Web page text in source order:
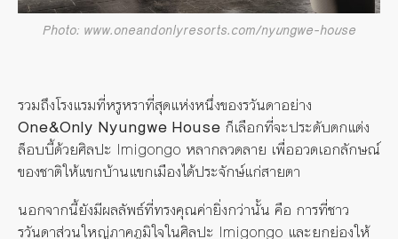
Photo: www.oneandonlyresorts.com/nyungwe-house
รวมถึงโรงแรมที่หรูหราที่สุดแห่งหนึ่งของรวันดาอย่าง
One&Only Nyungwe House ก็เลือกที่จะประดับตกแต่ง
ล็อบบี้ด้วยศิลปะ Imigongo หลากลวดลาย เพื่ออวดเอกลักษณ์
ของชาติให้แขกบ้านแขกเมืองได้ประจักษ์แก่สายตา
นอกจากนี้ยังมีผลลัพธ์ที่ทรงคุณค่ายิ่งกว่านั้น คือ การที่ชาว
รวันดาส่วนใหญ่ภาคภูมิใจในศิลปะ Imigongo และยกย่องให้